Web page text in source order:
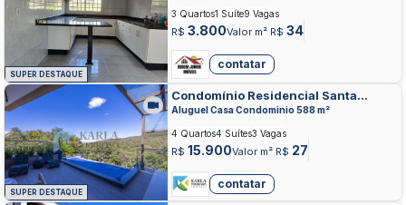
SUPER DESTAQUE
R$ 3.800Valor m² R$ 34
3 Quartos1 Suíte9 Vagas
contatar
SUPER DESTAQUE
Condomínio Residencial Santa
Mônica, JARDIM BOTANICO,
Aluguel Casa Condominio 588 m²
R$ 15.900Valor m² R$ 27
4 Quartos4 Suítes3 Vagas
contatar